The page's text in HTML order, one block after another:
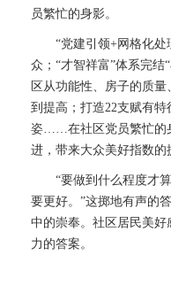
员繁忙的身影。
“党建引领+网格化处
众；“才智祥富”体系完结
区从功能性、房子的质
到提高；打造22支赋有
姿……在社区党员繁忙的
进，带来大众美好指数的
“要做到什么程度才算
要更好。”这掷地有声的
中的崇奉。社区居民美
力的答案。